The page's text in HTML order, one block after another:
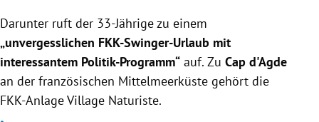
Darunter ruft der 33-Jährige zu einem
„unvergesslichen FKK-Swinger-Urlaub mit
interessantem Politik-Programm“ auf. Zu Cap d'Agde
an der französischen Mittelmeerküste gehört die
FKK-Anlage Village Naturiste.